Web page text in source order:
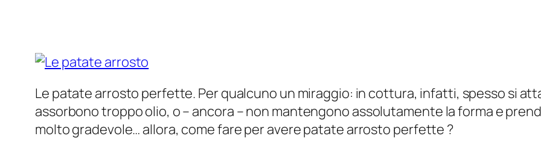
Le patate arrosto perfette. Per qualcuno un miraggio: in cottura, infatti, spesso si
assorbono troppo olio, o – ancora – non mantengono assolutamente la forma e
molto gradevole… allora, come fare per avere patate arrosto perfette ?